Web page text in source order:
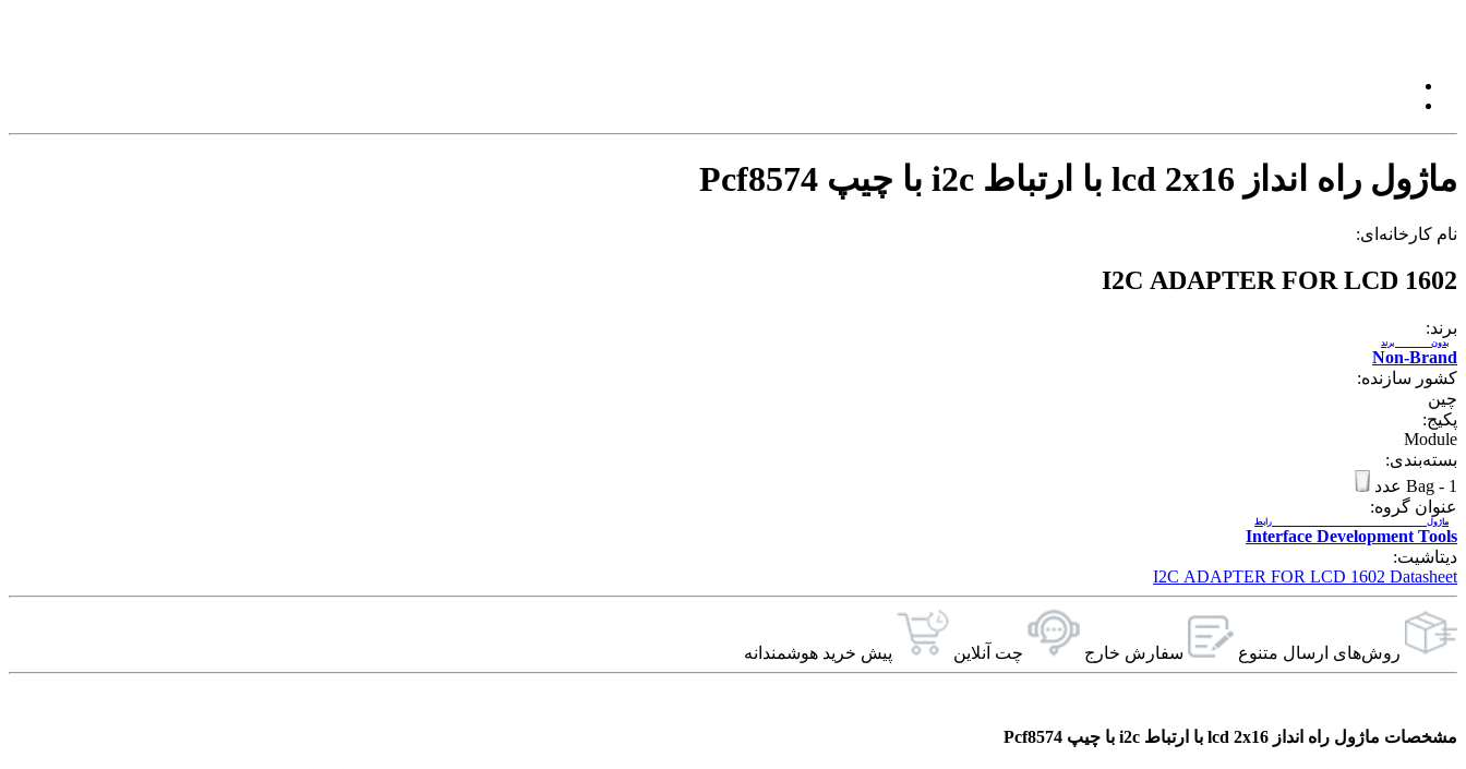
ماژول راه انداز lcd 2x16 با ارتباط i2c با چیپ Pcf8574
نام کارخانه‌ای:
I2C ADAPTER FOR LCD 1602
برند:
Non-Brand
بدون برند
کشور سازنده:
چین
پکیج:
Module
بسته‌بندی:
Bag - 1 عدد
عنوان گروه:
Interface Development Tools
ماژول رابط
دیتاشیت:
I2C ADAPTER FOR LCD 1602 Datasheet
روش‌های ارسال‌ متنوع سفارش خارج چت آنلاین پیش خرید هوشمندانه
مشخصات ماژول راه انداز lcd 2x16 با ارتباط i2c با چیپ Pcf8574